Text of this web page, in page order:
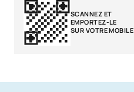
SCANNEZ ET
EMPORTEZ-LE
SUR VOTRE MOBILE